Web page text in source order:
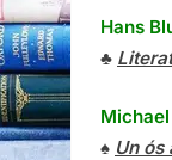
Hans
♣
♠ Un ós